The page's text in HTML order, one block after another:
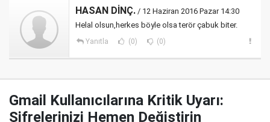
HASAN DİNÇ. / 12 Haziran 2016 Pazar 14:30
Helal olsun,herkes böyle olsa terör çabuk biter.
Yanıtla (0) (0)
Gmail Kullanıcılarına Kritik Uyarı:
Şifrelerinizi Hemen Değiştirin